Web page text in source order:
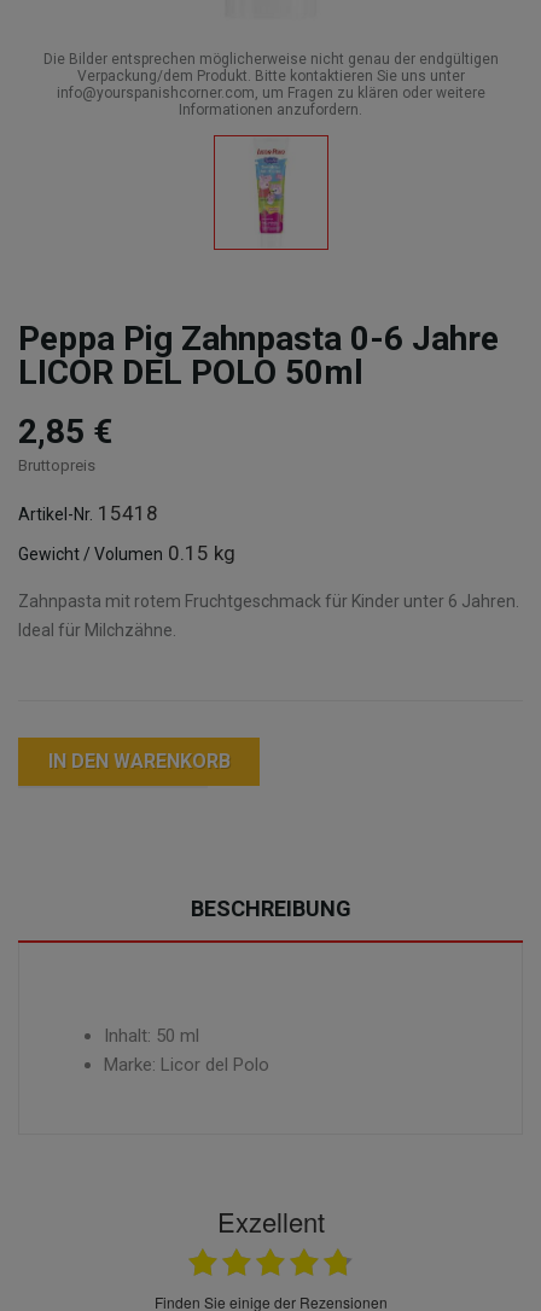
Die Bilder entsprechen möglicherweise nicht genau der endgültigen
Verpackung/dem Produkt. Bitte kontaktieren Sie uns unter
info@yourspanishcorner.com, um Fragen zu klären oder weitere
Informationen anzufordern.
Peppa Pig Zahnpasta 0-6 Jahre
LICOR DEL POLO 50ml
2,85 €
Bruttopreis
Artikel-Nr. 15418
Gewicht / Volumen 0.15 kg
Zahnpasta mit rotem Fruchtgeschmack für Kinder unter 6 Jahren.
Ideal für Milchzähne.
IN DEN WARENKORB
BESCHREIBUNG
Inhalt: 50 ml
Marke: Licor del Polo
Exzellent
finden Sie einige der Rezensionen